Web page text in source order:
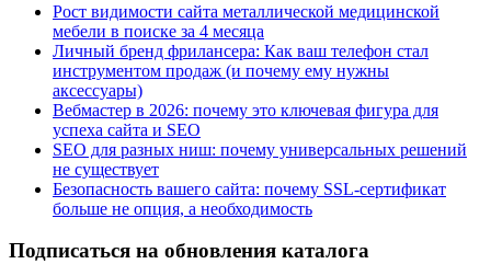
Рост видимости сайта металлической медицинской
мебели в поиске за 4 месяца
Личный бренд фрилансера: Как ваш телефон стал
инструментом продаж (и почему ему нужны
аксессуары)
Вебмастер в 2026: почему это ключевая фигура для
успеха сайта и SEO
SEO для разных ниш: почему универсальных решений
не существует
Безопасность вашего сайта: почему SSL-сертификат
больше не опция, а необходимость
Подписаться на обновления каталога